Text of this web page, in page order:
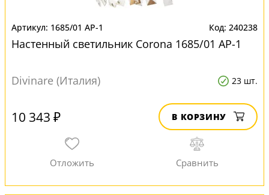
1685/01 AP-1 240238
Настенный светильник Corona 1685/01 AP-1
Divinare (Италия) 23 шт.
10 343 ₽ В КОРЗИНУ